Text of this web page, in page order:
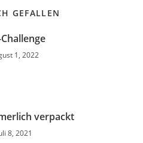
GEFALLEN
1, 2022
verpackt
8, 2021